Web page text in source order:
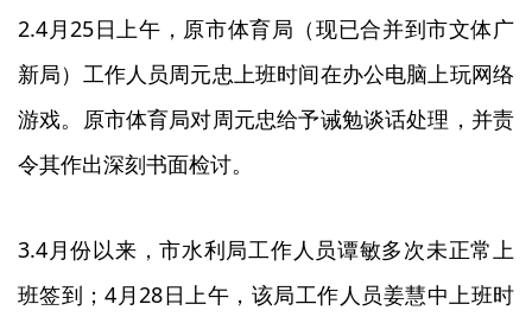
2.4月25日上午，原市体育局（现已合并到市文体广
新局）工作人员周元忠上班时间在办公电脑上玩网络
游戏。原市体育局对周元忠给予诫勉谈话处理，并责
令其作出深刻书面检讨。
3.4月份以来，市水利局工作人员谭敏多次未正常上
班签到；4月28日上午，该局工作人员姜慧中上班时